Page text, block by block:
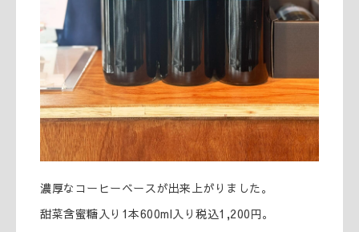
濃厚なコーヒーベースが出来上がりました。
甜菜含蜜糖入り1本600ml入り税込1,200円。